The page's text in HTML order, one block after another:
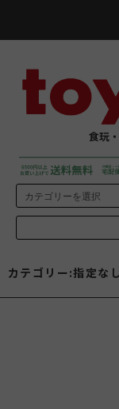
食玩
カテゴリー:指定な